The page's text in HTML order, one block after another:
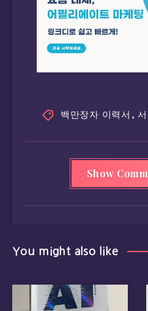
백만장자 이력서 ,
Show
You might also like